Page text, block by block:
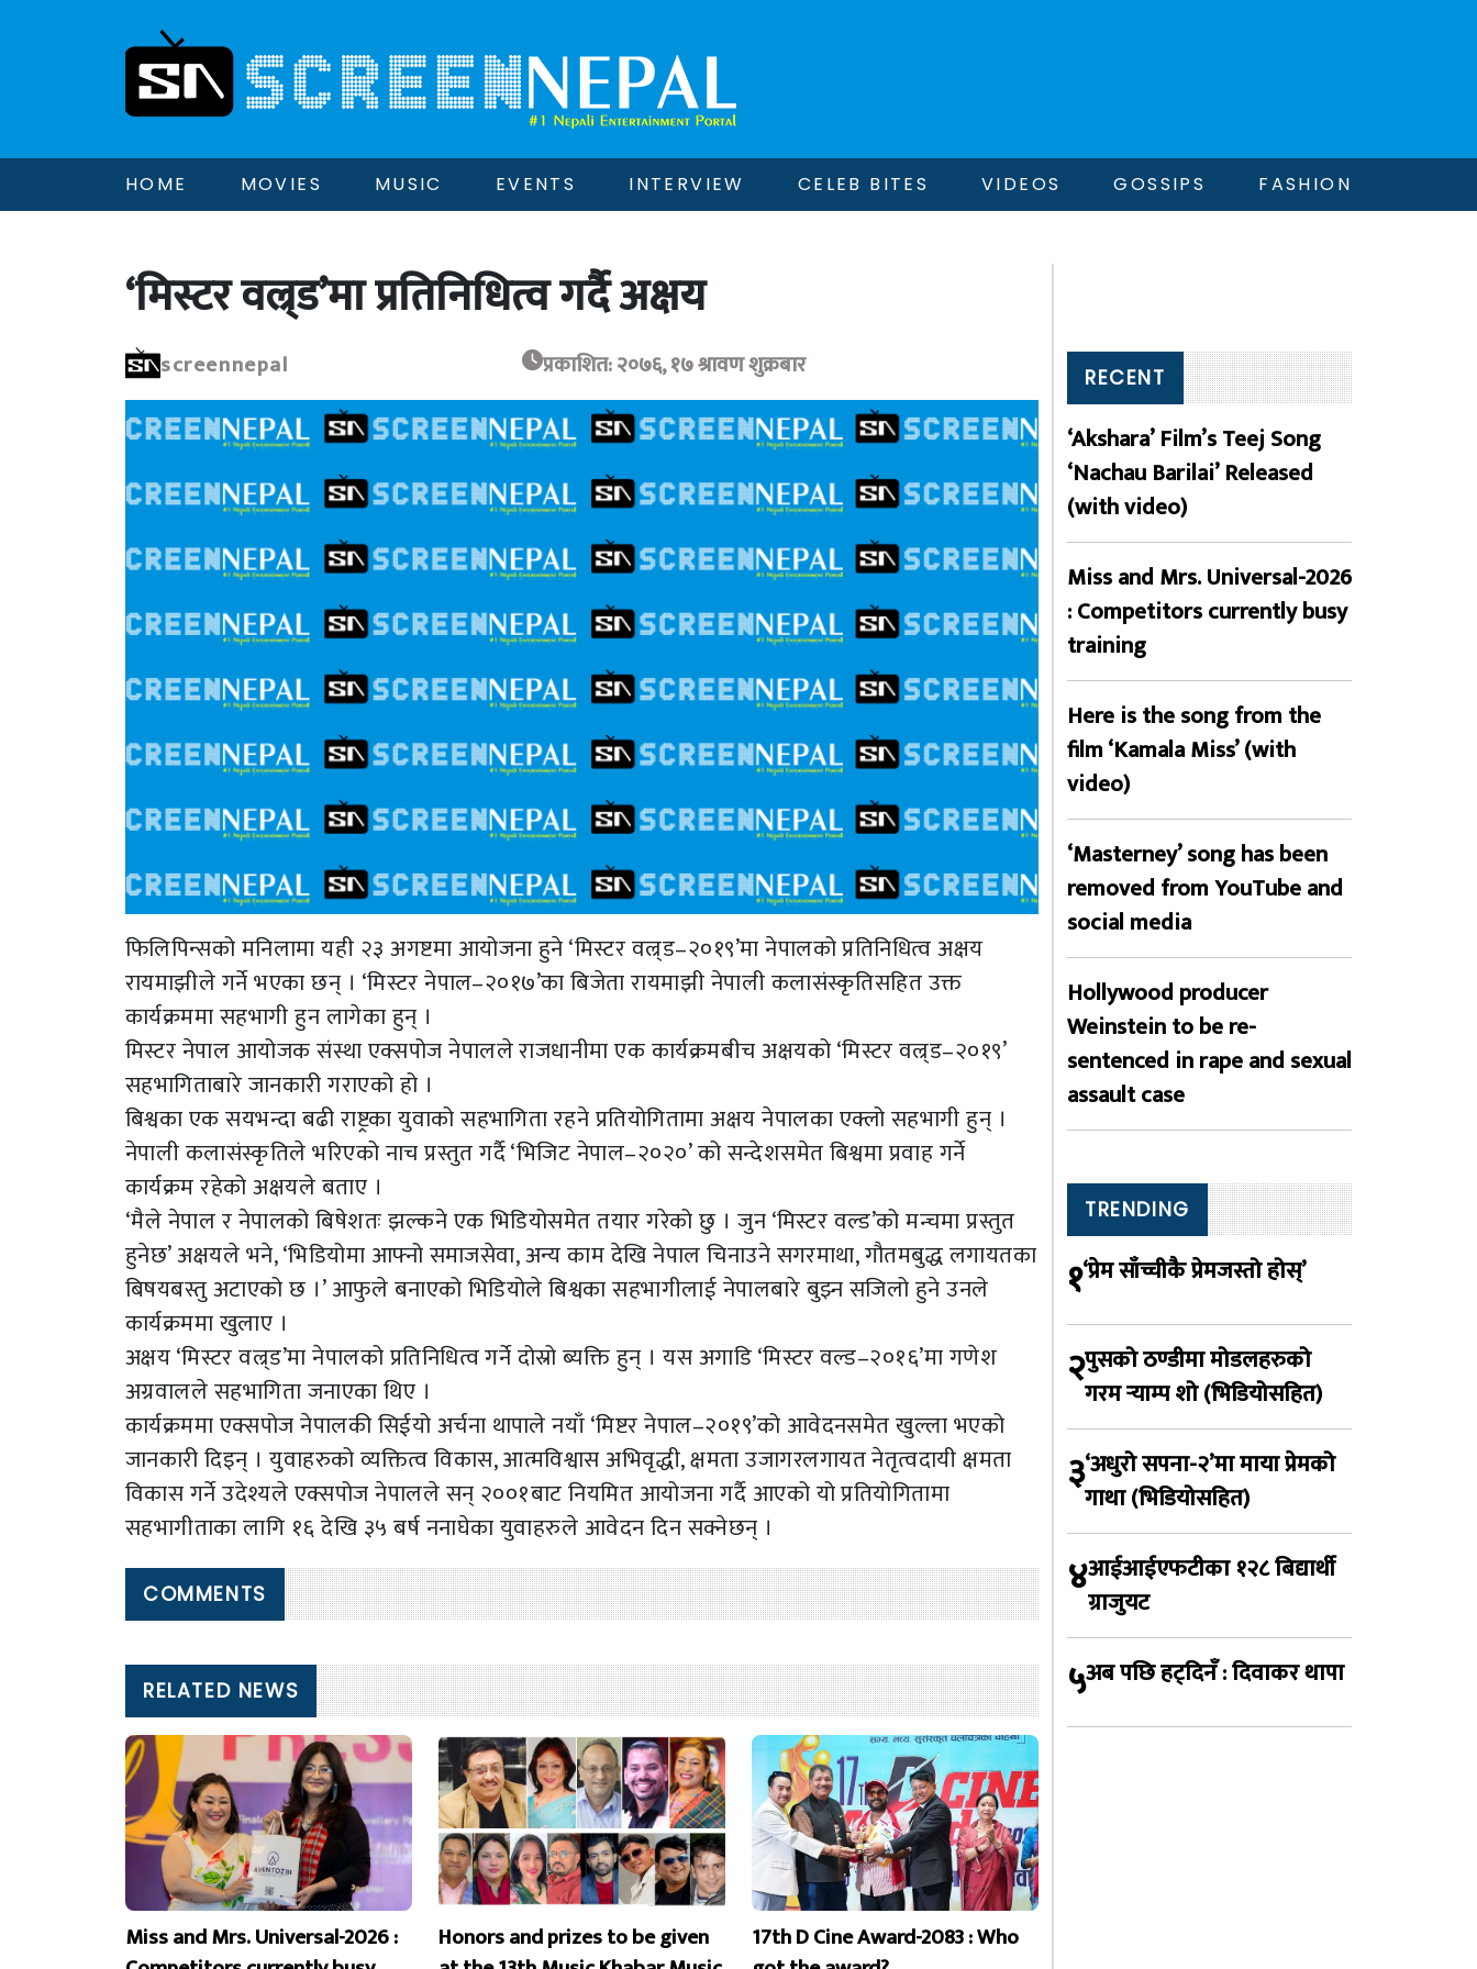
HOME MOVIES MUSIC EVENTS INTERVIEW CELEB BITES VIDEOS GOSSIPS FASHION
‘मिस्टर वल्र्ड’मा प्रतिनिधित्व गर्दै अक्षय
screennepal प्रकाशित: २०७६, १७ श्रावण शुक्रबार
फिलिपिन्सको मनिलामा यही २३ अगष्टमा आयोजना हुने ‘मिस्टर वल्र्ड–२०१९’मा नेपालको प्रतिनिधित्व अक्षय
रायमाझीले गर्ने भएका छन् । ‘मिस्टर नेपाल–२०१७’का बिजेता रायमाझी नेपाली कलासंस्कृतिसहित उक्त
कार्यक्रममा सहभागी हुन लागेका हुन् ।
मिस्टर नेपाल आयोजक संस्था एक्सपोज नेपालले राजधानीमा एक कार्यक्रमबीच अक्षयको ‘मिस्टर वल्र्ड–२०१९’
सहभागिताबारे जानकारी गराएको हो ।
बिश्वका एक सयभन्दा बढी राष्ट्रका युवाको सहभागिता रहने प्रतियोगितामा अक्षय नेपालका एक्लो सहभागी हुन् ।
नेपाली कलासंस्कृतिले भरिएको नाच प्रस्तुत गर्दै ‘भिजिट नेपाल–२०२०’ को सन्देशसमेत बिश्वमा प्रवाह गर्ने
कार्यक्रम रहेको अक्षयले बताए ।
‘मैले नेपाल र नेपालको बिषेशतः झल्कने एक भिडियोसमेत तयार गरेको छु । जुन ‘मिस्टर वल्ड’को मन्चमा प्रस्तुत
हुनेछ’ अक्षयले भने, ‘भिडियोमा आफ्नो समाजसेवा, अन्य काम देखि नेपाल चिनाउने सगरमाथा, गौतमबुद्ध लगायतका
बिषयबस्तु अटाएको छ ।’ आफुले बनाएको भिडियोले बिश्वका सहभागीलाई नेपालबारे बुझ्न सजिलो हुने उनले
कार्यक्रममा खुलाए ।
अक्षय ‘मिस्टर वल्र्ड’मा नेपालको प्रतिनिधित्व गर्ने दोस्रो ब्यक्ति हुन् । यस अगाडि ‘मिस्टर वल्ड–२०१६’मा गणेश
अग्रवालले सहभागिता जनाएका थिए ।
कार्यक्रममा एक्सपोज नेपालकी सिईयो अर्चना थापाले नयाँ ‘मिष्टर नेपाल–२०१९’को आवेदनसमेत खुल्ला भएको
जानकारी दिइन् । युवाहरुको व्यक्तित्व विकास, आत्मविश्वास अभिवृद्धी, क्षमता उजागरलगायत नेतृत्वदायी क्षमता
विकास गर्ने उदेश्यले एक्सपोज नेपालले सन् २००१बाट नियमित आयोजना गर्दै आएको यो प्रतियोगितामा
सहभागीताका लागि १६ देखि ३५ बर्ष ननाघेका युवाहरुले आवेदन दिन सक्नेछन् ।
COMMENTS
RELATED NEWS
Miss and Mrs. Universal-2026 :
Honors and prizes to be given
17th D Cine Award-2083 : Who
RECENT
‘Akshara’ Film’s Teej Song
‘Nachau Barilai’ Released
(with video)
Miss and Mrs. Universal-2026
: Competitors currently busy
training
Here is the song from the
film ‘Kamala Miss’ (with
video)
‘Masterney’ song has been
removed from YouTube and
social media
Hollywood producer
Weinstein to be re-
sentenced in rape and sexual
assault case
TRENDING
१‘प्रेम साँच्चीकै प्रेमजस्तो होस्’
२पुसको ठण्डीमा मोडलहरुको
गरम र्‍याम्प शो (भिडियोसहित)
३‘अधुरो सपना-२’मा माया प्रेमको
गाथा (भिडियोसहित)
४आईआईएफटीका १२८ बिद्यार्थी
ग्राजुयट
५अब पछि हट्दिनँ : दिवाकर थापा